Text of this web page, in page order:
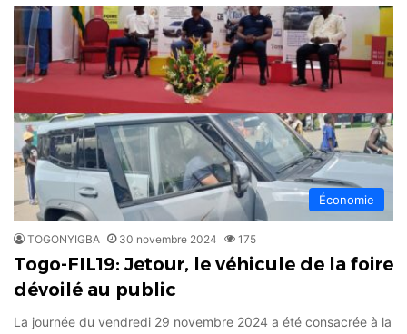
Économie
TOGONYIGBA 30 novembre 2024 175
Togo-FIL19: Jetour, le véhicule de la foire
dévoilé au public
La journée du vendredi 29 novembre 2024 a été consacrée à la